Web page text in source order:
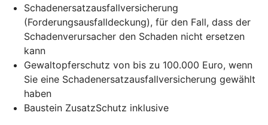
Schadenersatzausfallversicherung
(Forderungsausfalldeckung), für den Fall, dass der
Schadenverursacher den Schaden nicht ersetzen
kann
Gewaltopferschutz von bis zu 100.000 Euro, wenn
Sie eine Schadenersatzausfallversicherung gewählt
haben
Baustein ZusatzSchutz inklusive